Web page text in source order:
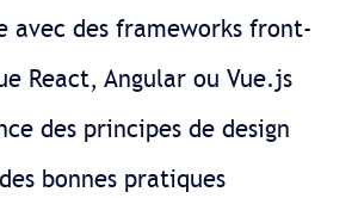
avec des frameworks front-
React, Angular ou Vue.js
des principes de design
bonnes pratiques